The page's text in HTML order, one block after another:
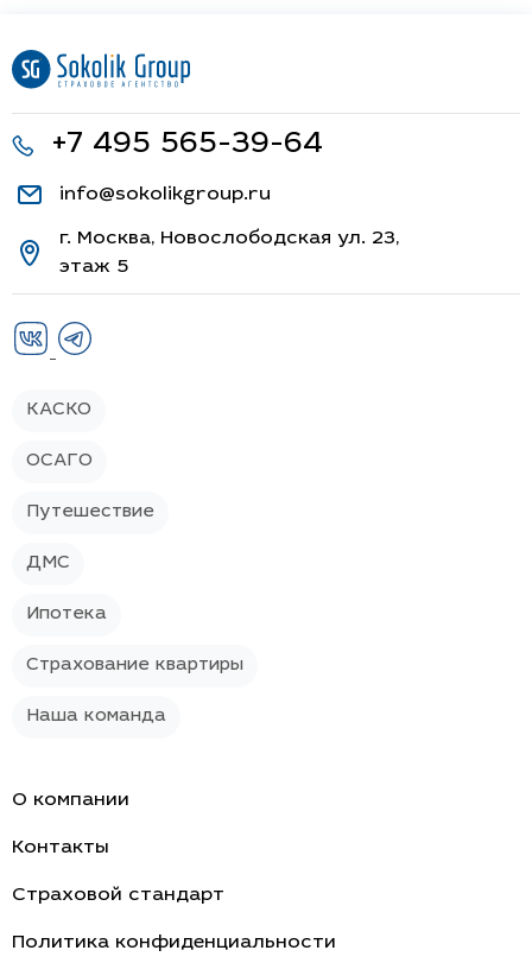
+7 495 565-39-64
info@sokolikgroup.ru
г. Москва, Новослободская ул. 23,
этаж 5
КАСКО
ОСАГО
Путешествие
ДМС
Ипотека
Страхование квартиры
Наша команда
О компании
Контакты
Страховой стандарт
Политика конфиденциальности